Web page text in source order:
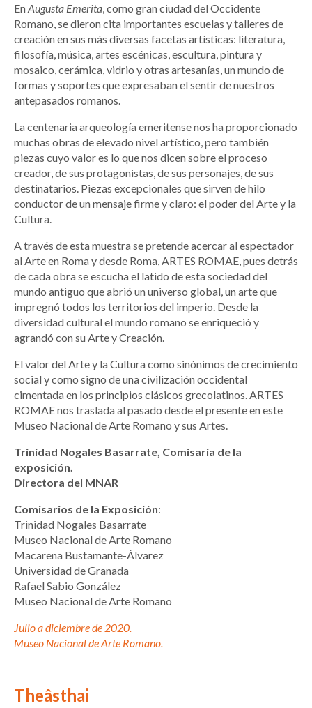
EnAugusta Emerita , como gran ciudad del Occidente
Romano, se dieron cita importantes escuelas y talleres de
creación en sus más diversas facetas artísticas: literatura,
filosofía, música, artes escénicas, escultura, pintura y
mosaico, cerámica, vidrio y otras artesanías, un mundo de
formas y soportes que expresaban el sentir de nuestros
antepasados romanos.
La centenaria arqueología emeritense nos ha proporcionado
muchas obras de elevado nivel artístico, pero también
piezas cuyo valor es lo que nos dicen sobre el proceso
creador, de sus protagonistas, de sus personajes, de sus
destinatarios. Piezas excepcionales que sirven de hilo
conductor de un mensaje firme y claro: el poder del Arte y la
Cultura.
A través de esta muestra se pretende acercar al espectador
al Arte en Roma y desde Roma, ARTES ROMAE, pues detrás
de cada obra se escucha el latido de esta sociedad del
mundo antiguo que abrió un universo global, un arte que
impregnó todos los territorios del imperio. Desde la
diversidad cultural el mundo romano se enriqueció y
agrandó con su Arte y Creación.
El valor del Arte y la Cultura como sinónimos de crecimiento
social y como signo de una civilización occidental
cimentada en los principios clásicos grecolatinos. ARTES
ROMAE nos traslada al pasado desde el presente en este
Museo Nacional de Arte Romano y sus Artes.
Trinidad Nogales Basarrate, Comisaria de la
exposición.
Directora del MNAR
Comisarios de la Exposición:
Trinidad Nogales Basarrate
Museo Nacional de Arte Romano
Macarena Bustamante-Álvarez
Universidad de Granada
Rafael Sabio González
Museo Nacional de Arte Romano
Julio a diciembre de 2020.
Museo Nacional de Arte Romano.
Theâsthai